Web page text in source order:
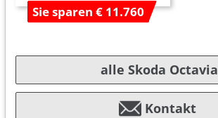
Sie sparen € 11.760
alle Skoda Octavia
Kontakt